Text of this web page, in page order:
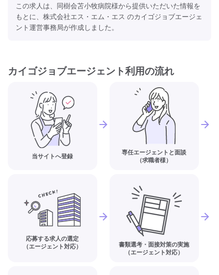
この求人は、同樹会苫小牧病院様から提供いただいた情報を
もとに、株式会社エス・エム・エス のカイゴジョブエージェ
ント運営事務局が作成しました。
カイゴジョブエージェント利用の流れ
当サイトへ登録
専任エージェントと面談
（求職者様）
応募する求人の選定
（エージェント対応）
書類選考・面接対策の実施
（エージェント対応）